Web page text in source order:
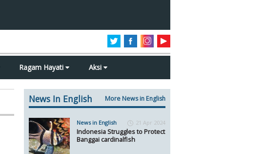
Ragam Hayati Aksi
News In English More News in English
News in English 21 Apr 2024
Indonesia Struggles to Protect
Banggai cardinalfish